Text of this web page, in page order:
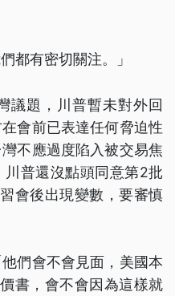
都有密切關注。」
議題，川普暫未對外回
會前已表達任何脅迫性
不應過度陷入被交易焦
普還沒點頭同意第2批
會後出現變數，要審慎
們會不會見面，美國本
書，會不會因為這樣就